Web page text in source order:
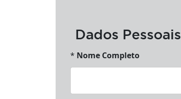
Dados Pessoais
* Nome Completo